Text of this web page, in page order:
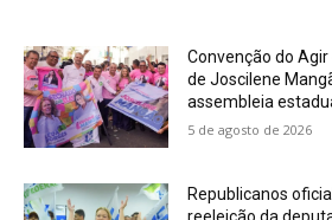
Convenção do
de Joscilene
assembleia
5 de agosto de 2026
Republicanos